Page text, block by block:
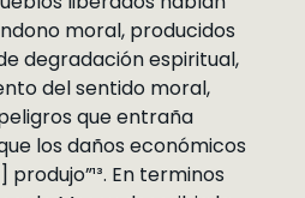
moral, producidos
degradación espiritual,
del sentido moral,
que entraña
los daños económicos
En terminos